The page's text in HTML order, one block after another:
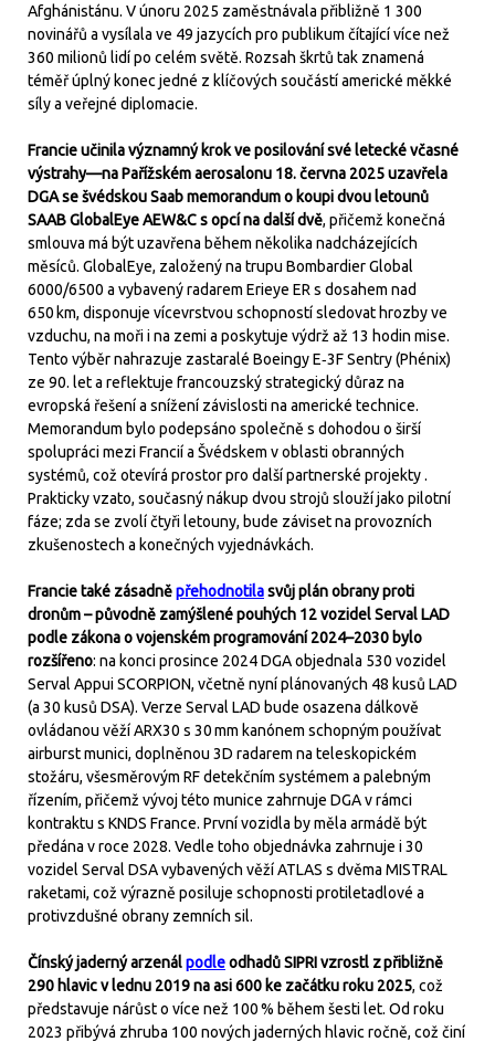
Afghánistánu. V únoru 2025 zaměstnávala přibližně 1 300
novinářů a vysílala ve 49 jazycích pro publikum čítající více než
360 milionů lidí po celém světě. Rozsah škrtů tak znamená
téměř úplný konec jedné z klíčových součástí americké měkké
síly a veřejné diplomacie.
Francie učinila významný krok ve posilování své letecké včasné
výstrahy—na Pařížském aerosalonu 18. června 2025 uzavřela
DGA se švédskou Saab memorandum o koupi dvou letounů
SAAB GlobalEye AEW&C s opcí na další dvě, přičemž konečná
smlouva má být uzavřena během několika nadcházejících
měsíců. GlobalEye, založený na trupu Bombardier Global
6000/6500 a vybavený radarem Erieye ER s dosahem nad
650 km, disponuje vícevrstvou schopností sledovat hrozby ve
vzduchu, na moři i na zemi a poskytuje výdrž až 13 hodin mise.
Tento výběr nahrazuje zastaralé Boeingy E‑3F Sentry (Phénix)
ze 90. let a reflektuje francouzský strategický důraz na
evropská řešení a snížení závislosti na americké technice.
Memorandum bylo podepsáno společně s dohodou o širší
spolupráci mezi Francií a Švédskem v oblasti obranných
systémů, což otevírá prostor pro další partnerské projekty .
Prakticky vzato, současný nákup dvou strojů slouží jako pilotní
fáze; zda se zvolí čtyři letouny, bude záviset na provozních
zkušenostech a konečných vyjednávkách.
Francie také zásadněpřehodnotilasvůj plán obrany proti
dronům – původně zamýšlené pouhých 12 vozidel Serval LAD
podle zákona o vojenském programování 2024–2030 bylo
rozšířeno: na konci prosince 2024 DGA objednala 530 vozidel
Serval Appui SCORPION, včetně nyní plánovaných 48 kusů LAD
(a 30 kusů DSA). Verze Serval LAD bude osazena dálkově
ovládanou věží ARX30 s 30 mm kanónem schopným používat
airburst munici, doplněnou 3D radarem na teleskopickém
stožáru, všesměrovým RF detekčním systémem a palebným
řízením, přičemž vývoj této munice zahrnuje DGA v rámci
kontraktu s KNDS France. První vozidla by měla armádě být
předána v roce 2028. Vedle toho objednávka zahrnuje i 30
vozidel Serval DSA vybavených věží ATLAS s dvěma MISTRAL
raketami, což výrazně posiluje schopnosti protiletadlové a
protivzdušné obrany zemních sil.
Čínský jaderný arzenálpodleodhadů SIPRI vzrostl z přibližně
290 hlavic v lednu 2019 na asi 600 ke začátku roku 2025, což
představuje nárůst o více než 100 % během šesti let. Od roku
2023 přibývá zhruba 100 nových jaderných hlavic ročně, což činí